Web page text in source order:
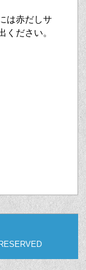
は赤だしサ
ください。